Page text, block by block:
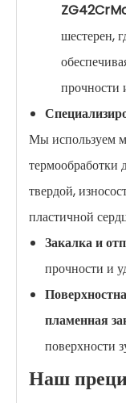
шестерен,
прочности
Мы используем
термообработки
твердой,
пластичной
Закалка и
прочности и
пламенная
поверхности
Наш